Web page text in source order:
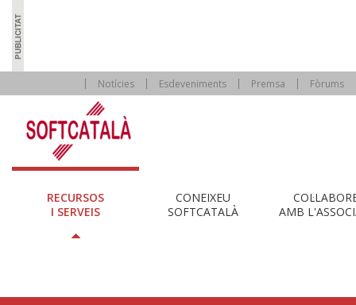
Notícies Esdeveniments Premsa Fòrums
RECURSOS
I SERVEIS
CONEIXEU
SOFTCATALÀ
AMB